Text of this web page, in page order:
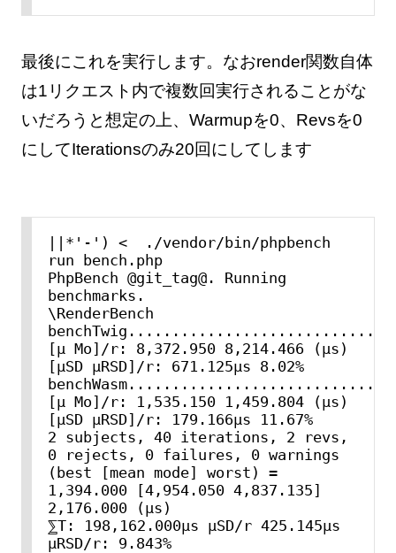
最後にこれを実行します。なおrender関数自体
は1リクエスト内で複数回実行されることがな
いだろうと想定の上、Warmupを0、Revsを0
にしてIterationsのみ20回にしてします
||*'-') <  ./vendor/bin/phpbench
run bench.php
PhpBench @git_tag@. Running
benchmarks.
\RenderBench
[μ Mo]/r: 8,372.950 8,214.466 (μs)
[μSD μRSD]/r: 671.125μs 8.02%
[μ Mo]/r: 1,535.150 1,459.804 (μs)
[μSD μRSD]/r: 179.166μs 11.67%
2 subjects, 40 iterations, 2 revs,
0 rejects, 0 failures, 0 warnings
(best [mean mode] worst) =
1,394.000 [4,954.050 4,837.135]
2,176.000 (μs)
⅀T: 198,162.000μs μSD/r 425.145μs
μRSD/r: 9.843%